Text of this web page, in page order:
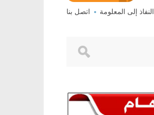
النفاذ إلى المعلومة اتصل بنا